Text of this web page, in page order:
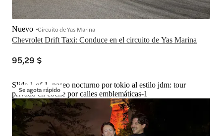
Chevrolet Drift Taxi: Conduce en el circuito de Yas Marina
Nuevo Circuito de Yas Marina
95,29 $
Se agota rápido
Slide 1 of 1, paseo nocturno por tokio al estilo jdm: tour
privado en coche por calles emblemáticas-1